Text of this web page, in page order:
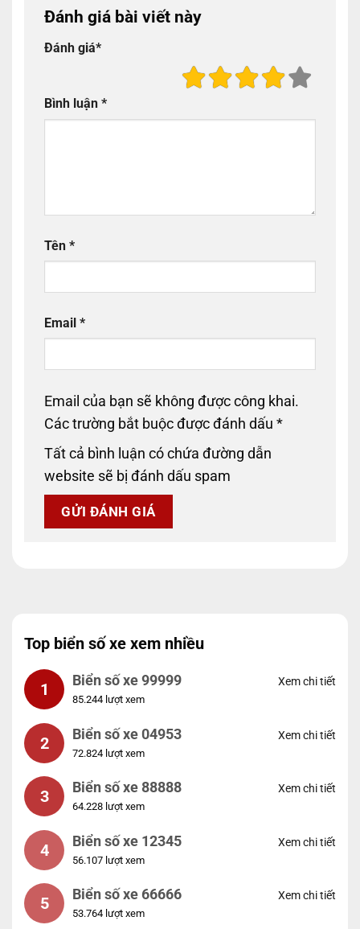
Đánh giá bài viết này
Đánh giá*
Bình luận *
Tên *
Email *
Email của bạn sẽ không được công khai.
Các trường bắt buộc được đánh dấu *
Tất cả bình luận có chứa đường dẫn
website sẽ bị đánh dấu spam
Top biển số xe xem nhiều
1 Biển số xe 99999
85.244 lượt xem
Xem chi tiết
2 Biển số xe 04953
72.824 lượt xem
Xem chi tiết
3 Biển số xe 88888
64.228 lượt xem
Xem chi tiết
4 Biển số xe 12345
56.107 lượt xem
Xem chi tiết
5 Biển số xe 66666
53.764 lượt xem
Xem chi tiết